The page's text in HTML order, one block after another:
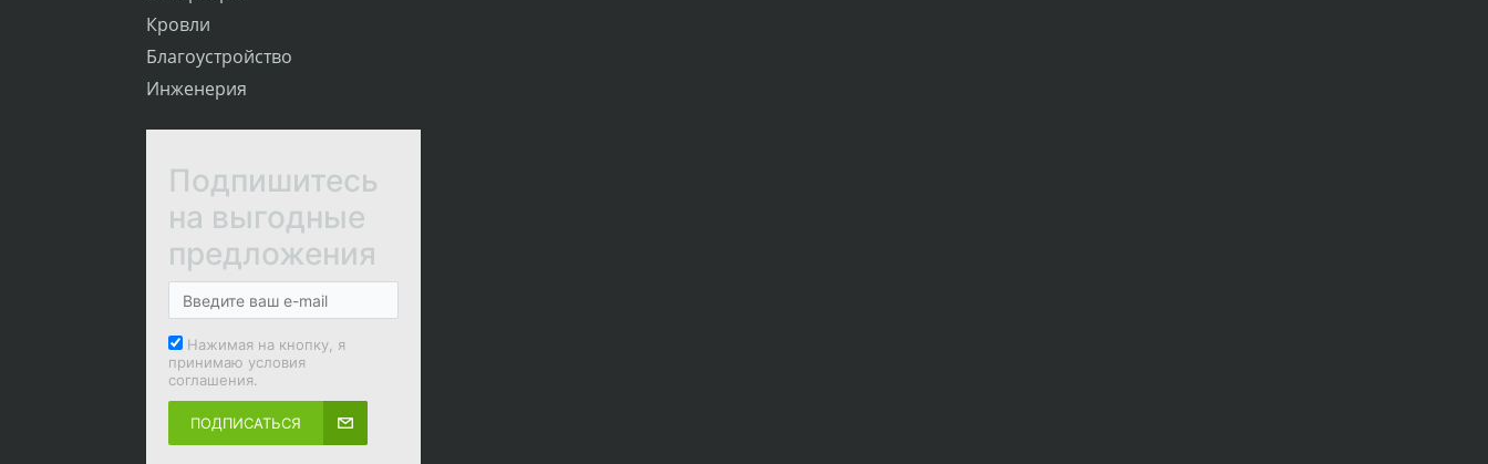
Кровли
Благоустройство
Инженерия
Подпишитесь
на выгодные
предложения
Нажимая на кнопку, я
принимаю условия
соглашения.
ПОДПИСАТЬСЯ